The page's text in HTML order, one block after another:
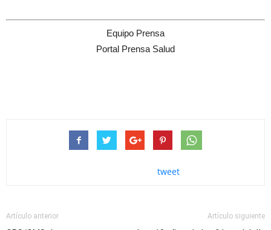
Equipo Prensa
Portal Prensa Salud
tweet
Artículo anterior Artículo siguiente